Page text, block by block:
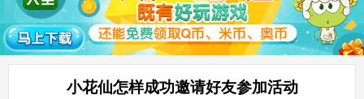
小花仙怎样成功邀请好友参加活动